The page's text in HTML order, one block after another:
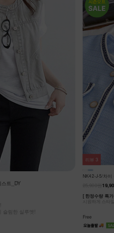
트_DY
림한 실루엣!
NK42-J-5/차이
[ 한정수량 특
시원하게 스
Free
리뷰 3